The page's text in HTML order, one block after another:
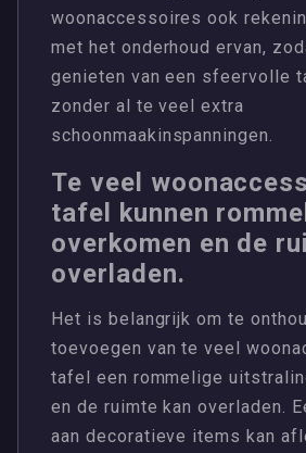
woonaccessoires ook
met het onderhoud ervan,
genieten van een sfeervolle
zonder al te veel extra
schoonmaakinspanningen.
Te veel
tafel kunnen
overkomen en de
overladen.
Het is belangrijk om te
toevoegen van te veel
tafel een rommelige
en de ruimte kan overladen.
aan decoratieve items kan